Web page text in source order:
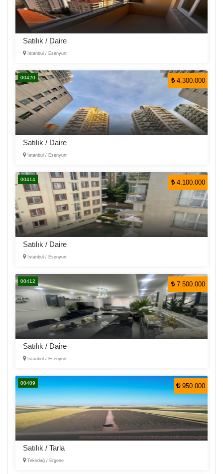
Satılık / Daire
İstanbul / Esenyurt
00420 4.300.000
Satılık / Daire
İstanbul / Esenyurt
00414 4.100.000
Satılık / Daire
İstanbul / Esenyurt
00412 7.500.000
Satılık / Daire
İstanbul / Esenyurt
00409 950.000
Satılık / Tarla
Tekirdağ / Ergene